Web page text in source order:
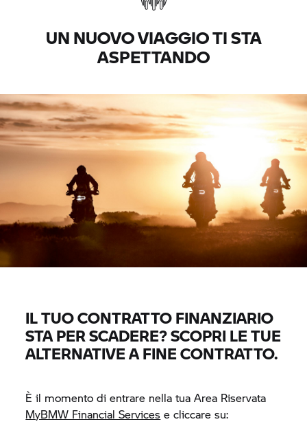
UN NUOVO VIAGGIO TI STA
ASPETTANDO
IL TUO CONTRATTO FINANZIARIO
STA PER SCADERE? SCOPRI LE TUE
ALTERNATIVE A FINE CONTRATTO.
È il momento di entrare nella tua Area Riservata
MyBMW Financial Services e cliccare su: